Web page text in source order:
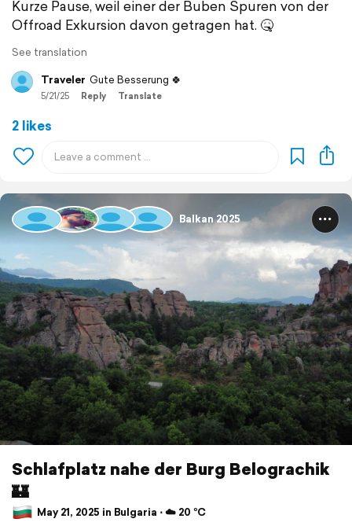
Kurze Pause, weil einer der Buben Spuren von der
Offroad Exkursion davon getragen hat. 🤒
See translation
Traveler Gute Besserung 🍀
5/21/25 Reply Translate
2 likes
Balkan 2025
Schlafplatz nahe der Burg Belograchik
🏰
May 21, 2025 in Bulgaria ⋅ ☁️ 20 °C